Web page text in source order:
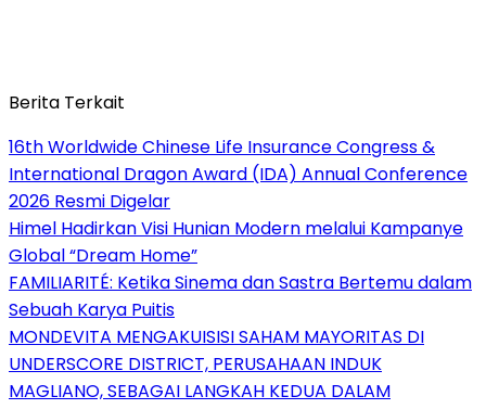
Berita Terkait
16th Worldwide Chinese Life Insurance Congress &
International Dragon Award (IDA) Annual Conference
2026 Resmi Digelar
Himel Hadirkan Visi Hunian Modern melalui Kampanye
Global “Dream Home”
FAMILIARITÉ: Ketika Sinema dan Sastra Bertemu dalam
Sebuah Karya Puitis
MONDEVITA MENGAKUISISI SAHAM MAYORITAS DI
UNDERSCORE DISTRICT, PERUSAHAAN INDUK
MAGLIANO, SEBAGAI LANGKAH KEDUA DALAM